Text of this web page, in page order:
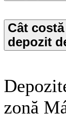
Cât
depozit
zonă